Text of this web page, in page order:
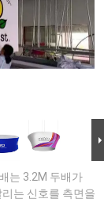
는 3.2M 두배가
는 신호를 측면을